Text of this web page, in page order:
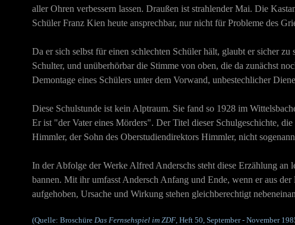
aller Ohren verbessern lassen. Draußen ist strahlender Mai. Die
Schüler Franz Kien heute ansprechbar, nur nicht für Probleme des
Da er sich selbst für einen schlechten Schüler hält, glaubt er sicher
Schulter, und unüberhörbar die Stimme von oben, die da zunächst
Demontage eines Schülers unter dem Vorwand, unbestechlicher
Diese Schulstunde ist kein Alptraum. Sie fand so 1928 im
Er ist "der Vater eines Mörders". Der Titel dieser Schulgeschichte,
Himmler, der Sohn des Oberstudiendirektors Himmler, nicht
In der Abfolge der Werke Alfred Anderschs steht diese Erzählung an
bannen. Mit ihr umfasst Andersch Anfang und Ende, wenn er aus
aufgehoben, Ursache und Wirkung stehen gleichberechtigt
(Quelle: Broschüre Das Fernsehspiel im ZDF, Heft 50, September - November